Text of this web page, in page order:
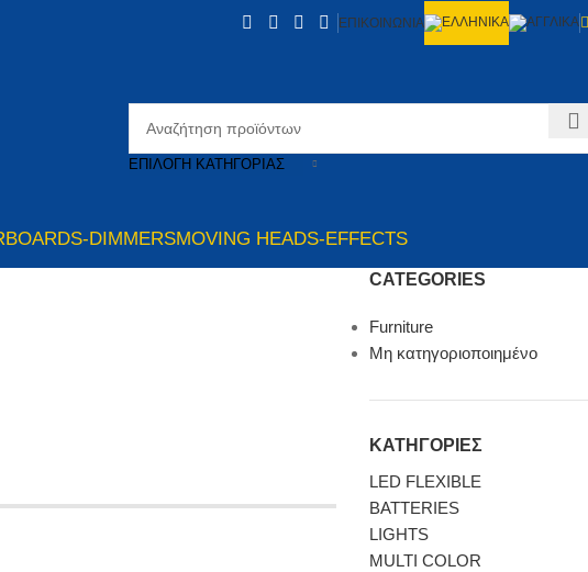
ΕΠΙΚΟΙΝΩΝΙΑ
ΕΠΙΛΟΓΉ ΚΑΤΗΓΟΡΊΑΣ
DIMMERSMOVING HEADS-EFFECTS
CATEGORIES
Furniture
Μη κατηγοριοποιημένο
ΚΑΤΗΓΟΡΙΕΣ
LED FLEXIBLE
BATTERIES
LIGHTS
MULTI COLOR